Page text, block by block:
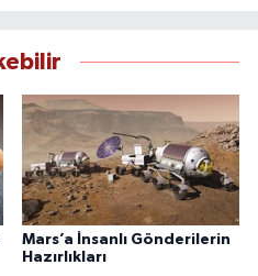
Mars’a İnsanlı Gönderilerin
Hazırlıkları